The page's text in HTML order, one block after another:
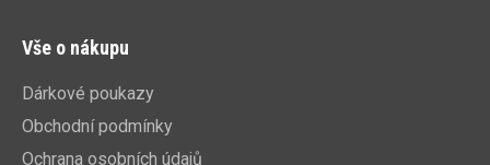
Vše o nákupu
Dárkové poukazy
Obchodní podmínky
Ochrana osobních údajů